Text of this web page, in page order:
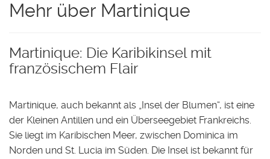
Mehr über Martinique
Martinique: Die Karibikinsel mit
französischem Flair
Martinique, auch bekannt als „Insel der Blumen“, ist eine
der Kleinen Antillen und ein Überseegebiet Frankreichs.
Sie liegt im Karibischen Meer, zwischen Dominica im
Norden und St. Lucia im Süden. Die Insel ist bekannt für